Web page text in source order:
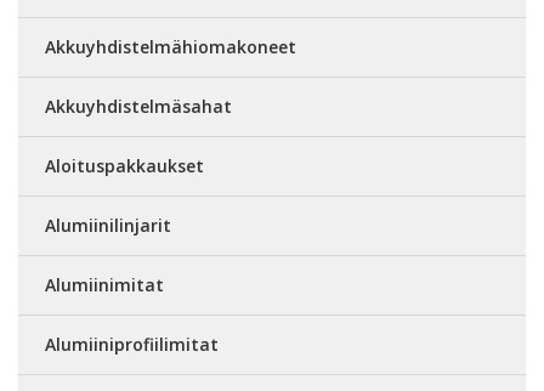
Akkuyhdistelmähiomakoneet
Akkuyhdistelmäsahat
Aloituspakkaukset
Alumiinilinjarit
Alumiinimitat
Alumiiniprofiilimitat